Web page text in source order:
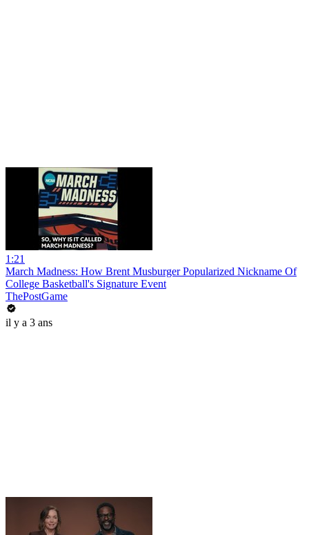
1:21
March Madness: How Brent Musburger Popularized Nickname Of
College Basketball's Signature Event
ThePostGame
il y a 3 ans